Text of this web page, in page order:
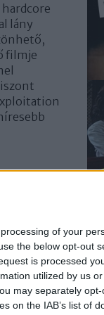
of your
the below opt-out
is processed
utilized by us
may separately
on the IAB’s list of
lány
filmje
és azóta
fogadni
által írt
tanulni,